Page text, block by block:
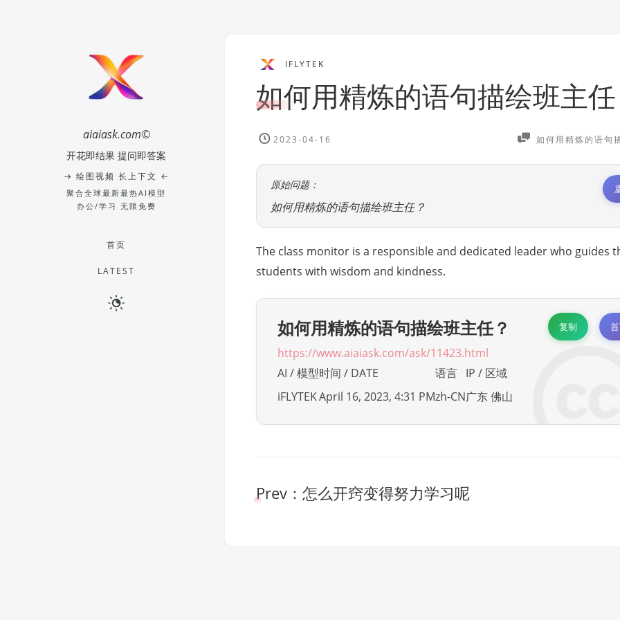
aiaiask.com©
开花即结果 提问即答案
→ 绘图视频 长上下文 ←
聚合全球最新最热AI模型
办公/学习 无限免费
首页
LATEST
IFLYTEK
如何用精炼的语句描绘班主
2023-04-16 如何用精炼的语句
原始问题：
如何用精炼的语句描绘班主任？
The class monitor is a responsible and dedicated leader who guides
students with wisdom and kindness.
如何用精炼的语句描绘班主任？
https://www.aiaiask.com/ask/11423.html
AI / 模型
iFLYTEK
时间 / DATE
April 16, 2023, 4:31 PM
语言
zh-CN
IP / 区域
广东 佛山
复制
Prev： 怎么开窍变得努力学习呢